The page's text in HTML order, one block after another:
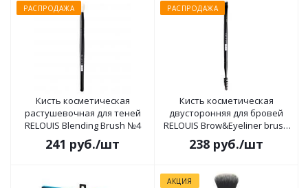
РАСПРОДАЖА
Кисть косметическая
растушевочная для теней
RELOUIS Blending Brush №4
241 руб./шт
РАСПРОДАЖА
Кисть косметическая
двусторонняя для бровей
RELOUIS Brow&Eyeliner brush
№6
238 руб./шт
АКЦИЯ